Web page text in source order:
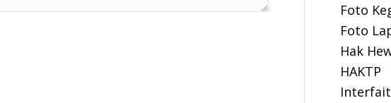
Foto
Foto
Hak
HAKTP